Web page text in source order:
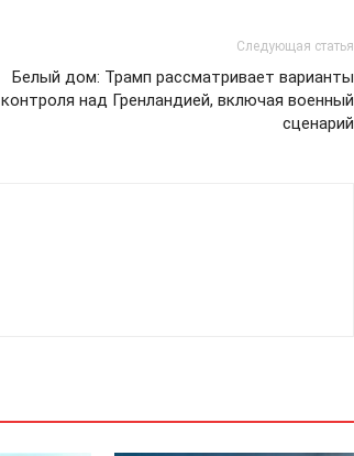
Следующая статья
Белый дом: Трамп рассматривает варианты
контроля над Гренландией, включая военный
сценарий